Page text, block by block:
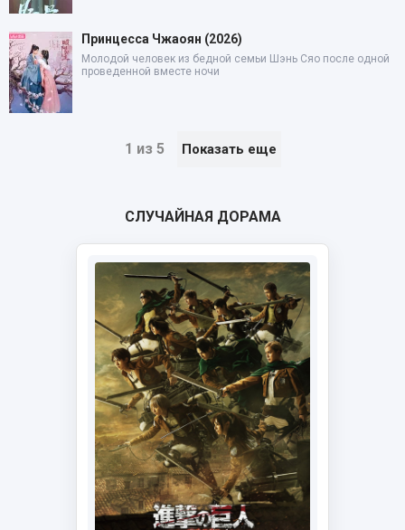
Принцесса Чжаоян (2026)
Молодой человек из бедной семьи Шэнь Сяо после одной
проведенной вместе ночи
1 из 5 Показать еще
СЛУЧАЙНАЯ ДОРАМА